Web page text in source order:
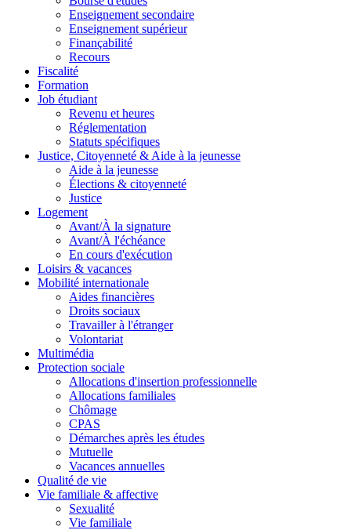
Enseignement secondaire
Enseignement supérieur
Finançabilité
Recours
Fiscalité
Formation
Job étudiant
Revenu et heures
Réglementation
Statuts spécifiques
Justice, Citoyenneté & Aide à la jeunesse
Aide à la jeunesse
Élections & citoyenneté
Justice
Logement
Avant/À la signature
Avant/À l'échéance
En cours d'exécution
Loisirs & vacances
Mobilité internationale
Aides financières
Droits sociaux
Travailler à l'étranger
Volontariat
Multimédia
Protection sociale
Allocations d'insertion professionnelle
Allocations familiales
Chômage
CPAS
Démarches après les études
Mutuelle
Vacances annuelles
Qualité de vie
Vie familiale & affective
Sexualité
Vie familiale